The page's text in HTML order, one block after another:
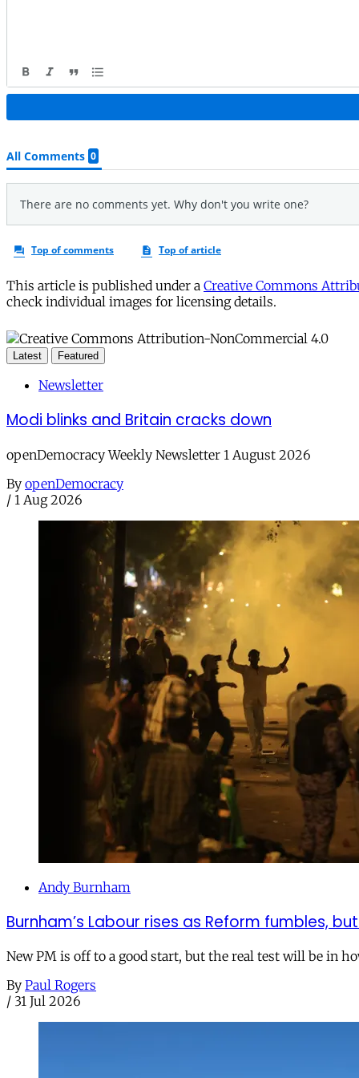
This article is published under a Creative Commons
check individual images for licensing details.
Latest Featured
Newsletter
Modi blinks and Britain cracks down
openDemocracy Weekly Newsletter 1 August 2026
By openDemocracy
/ 1 Aug 2026
Andy Burnham
Burnham’s Labour rises as Reform fumbles,
New PM is off to a good start, but the real test will be in
By Paul Rogers
/ 31 Jul 2026